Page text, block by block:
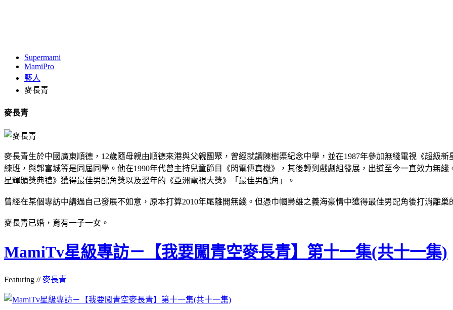
Supermami
MamiPro
藝人
麥長青
麥長青
麥長青生於中國廣東順德，12歲隨母親由順德來港與父親團聚，曾經就讀陳樹渠紀念中學，並在1987年參加無綫電視《超級
練班，與郭富城等是同屆同學。他在1990年代曾主持兒童節目《閃電傳真機》，其後轉到戲劇組發展，出道至今一直效力無
星輝頒獎典禮》獲得最佳男配角獎以及翌年的《亞洲電視大獎》「最佳男配角」。
曾經在某個專訪中講過自己發展不如意，原本打算2010年尾離開無綫。但憑巾幗梟雄之義海豪情中獲得最佳男配角後打消離巢
麥長青已婚，育有一子一女。
MamiTv星級專訪－【我要闖青空麥長青】第十一集(共十一集)
Featuring //麥長青